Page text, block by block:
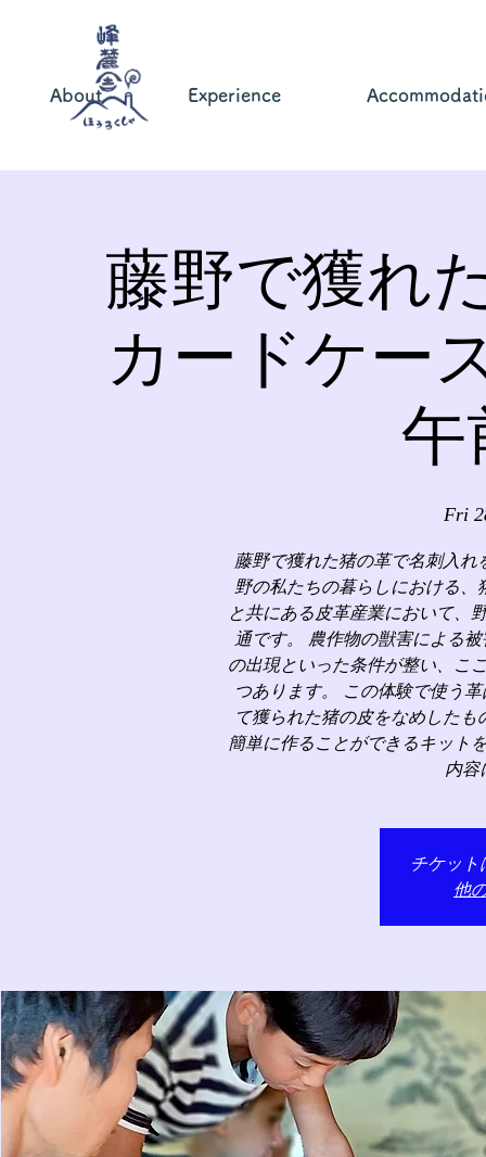
About Experience
藤野で獲れ
カードケー
午
Fri
藤野で獲れた猪の革で名刺入
野の私たちの暮らしにおける
と共にある皮革産業において、
通です。 農作物の獣害による
の出現といった条件が整い、こ
つあります。 この体験で使う
て獲られた猪の皮をなめした
簡単に作ることができるキット
内容
チケット
他